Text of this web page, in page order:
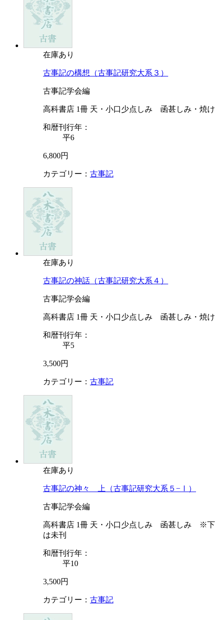
在庫あり
古事記の構想（古事記研究大系３）
古事記学会編
高科書店 1冊 天・小口少点しみ 函甚しみ・焼け
和暦刊行年：
平6
6,800円
カテゴリー： 古事記
在庫あり
古事記の神話（古事記研究大系４）
古事記学会編
高科書店 1冊 天・小口少点しみ 函甚しみ・焼け
和暦刊行年：
平5
3,500円
カテゴリー： 古事記
在庫あり
古事記の神々 上（古事記研究大系５−Ⅰ）
古事記学会編
高科書店 1冊 天・小口少点しみ 函甚しみ ※下
は未刊
和暦刊行年：
平10
3,500円
カテゴリー： 古事記